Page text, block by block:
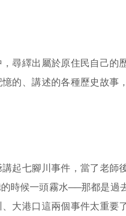
繹出屬於原住民自己的
的、講述的各種歷史故事
七腳川事件，當了老師
時候一頭霧水──那都是過
大港口這兩個事件太重要